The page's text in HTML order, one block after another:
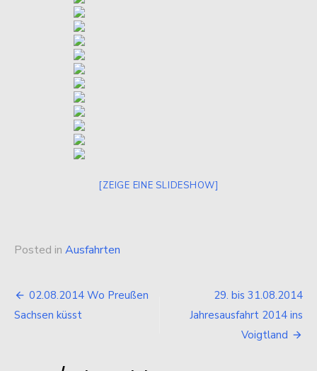
[ZEIGE EINE SLIDESHOW]
Posted in Ausfahrten
Beitragsnavigation
02.08.2014 Wo Preußen
Sachsen küsst
29. bis 31.08.2014
Jahresausfahrt 2014 ins
Voigtland